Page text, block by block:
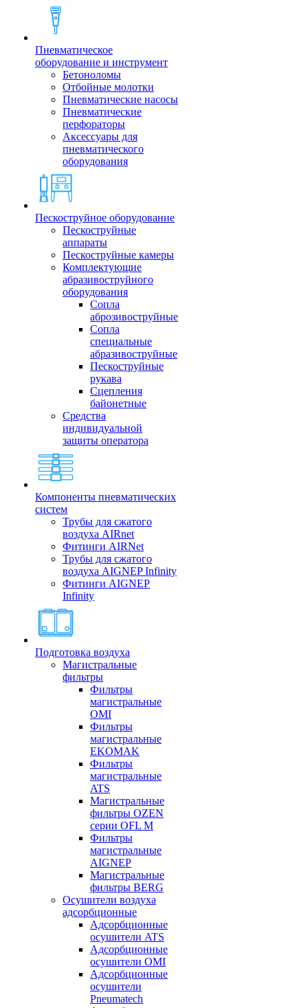
Пневматическое
оборудование и инструмент
Бетоноломы
Отбойные молотки
Пневматические насосы
Пневматические
перфораторы
Аксессуары для
пневматического
оборудования
Пескоструйное оборудование
Пескоструйные
аппараты
Пескоструйные камеры
Комплектующие
абразивоструйного
оборудования
Сопла
аброзивоструйные
Сопла
специальные
абразивоструйные
Пескоструйные
рукава
Сцепления
байонетные
Средства
индивидуальной
защиты оператора
Компоненты пневматических
систем
Трубы для сжатого
воздуха AIRnet
Фитинги AIRNet
Трубы для сжатого
воздуха AIGNEP Infinity
Фитинги AIGNEP
Infinity
Подготовка воздуха
Магистральные
фильтры
Фильтры
магистральные
OMI
Фильтры
магистральные
EKOMAK
Фильтры
магистральные
ATS
Магистральные
фильтры OZEN
серии OFL M
Фильтры
магистральные
AIGNEP
Магистральные
фильтры BERG
Осушители воздуха
адсорбционные
Адсорбционные
осушители ATS
Адсорбционные
осушители OMI
Адсорбционные
осушители
Pneumatech